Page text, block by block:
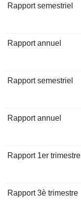
Rapport semestriel
Rapport annuel
Rapport semestriel
Rapport annuel
Rapport 1er trimestre
Rapport 3è trimestre